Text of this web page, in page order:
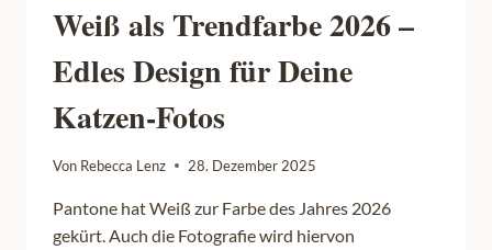
Weiß als Trendfarbe 2026 –
Edles Design für Deine
Katzen-Fotos
Von Rebecca Lenz 28. Dezember 2025
Pantone hat Weiß zur Farbe des Jahres 2026
gekürt. Auch die Fotografie wird hiervon